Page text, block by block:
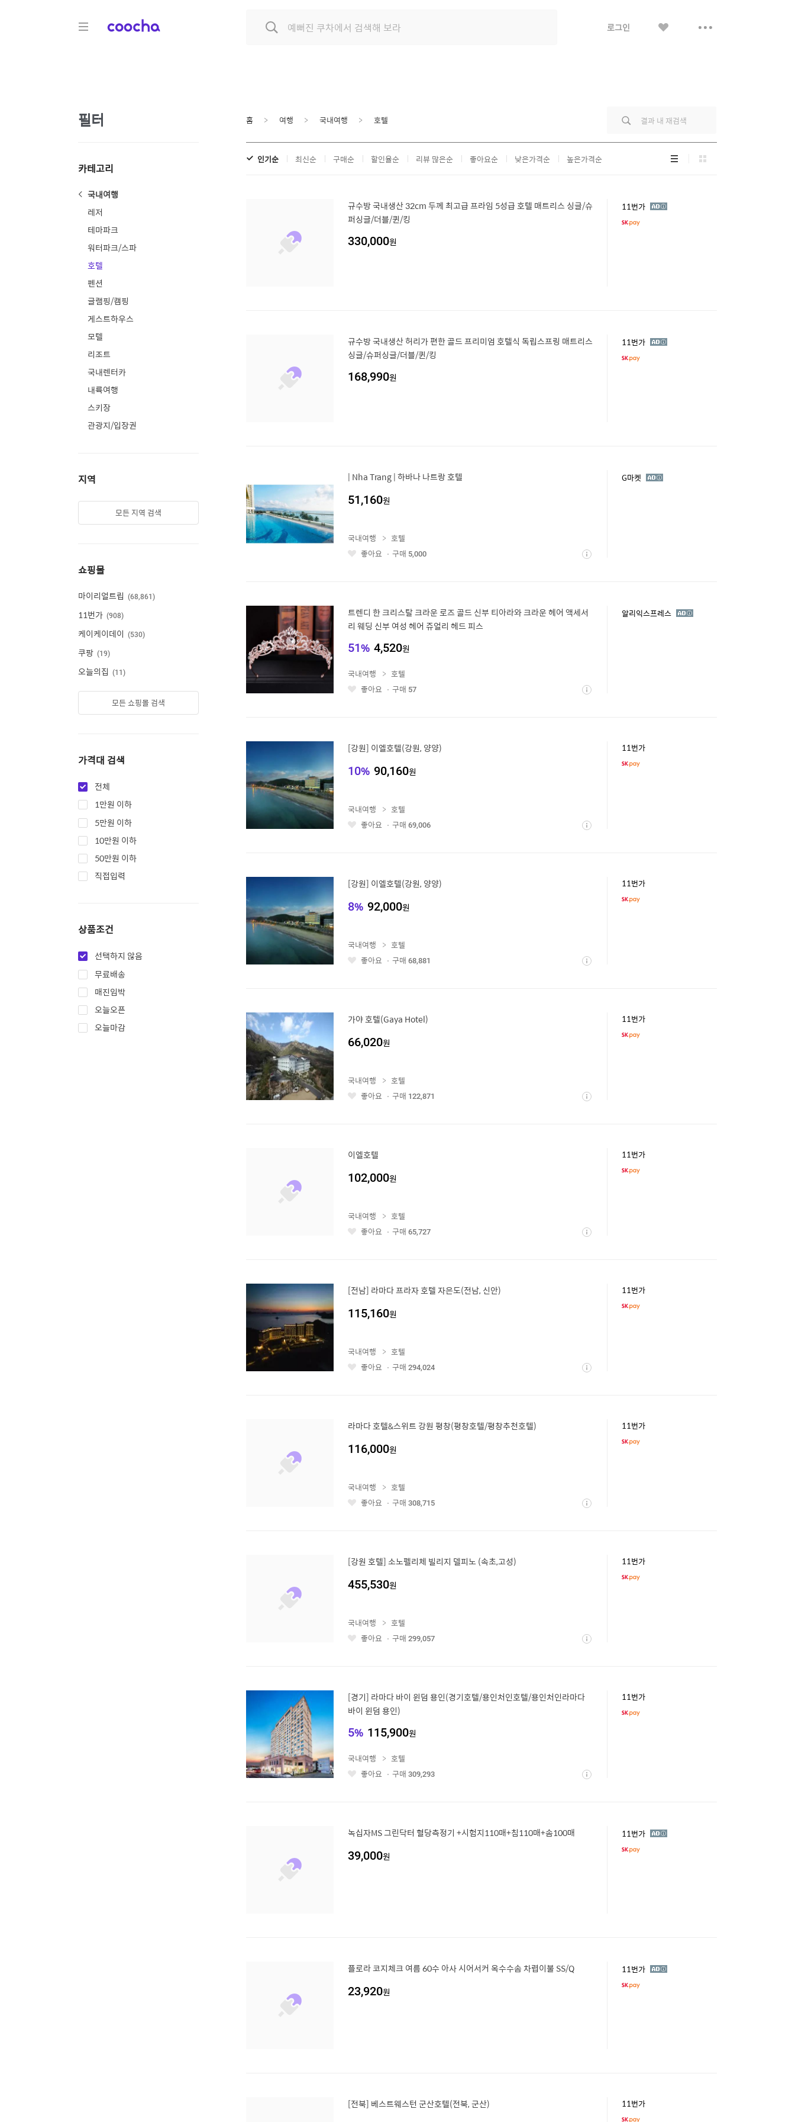
COOCHA 로그인 보
필터
카테고리
국내여행
레저
테마파크
워터파크/스파
호텔
펜션
글램핑/캠핑
게스트하우스
모텔
리조트
국내렌터카
내륙여행
스키장
관광지/입장권
지역
모든 지역 검색
쇼핑몰
마이리얼트립 68,861
11번가 908
케이케이데이 530
쿠팡 19
오늘의집 11
모든 쇼핑몰 검색
가격대 검색
전체
1만원 이하
5만원 이하
10만원 이하
50만원 이하
직접입력
상품조건
선택하지 않음
무료배송
매진임박
오늘오픈
오늘마감
홈 여행 국내여행 호텔
인기순 최신순 구매순 할인율순 리뷰 많은순 좋아요순 낮은가격순 높은가격순 리
스
그
리
규수방 국내생산 32cm 두께 최고급 프라임 5성급 호텔 매트리스 싱글/슈
퍼싱글/더블/퀸/킹
330,000원
11번가 광
규수방 국내생산 허리가 편한 골드 프리미엄 호텔식 독립스프링 매트리스
싱글/슈퍼싱글/더블/퀸/킹
168,990원
11번가 광
| Nha Trang | 하바나 나트랑 호텔
51,160원
G마켓 광
좋 상
국내여행
호텔
좋아요
구매 5,000
트렌디 한 크리스탈 크라운 로즈 골드 신부 티아라와 크라운 헤어 액세서
리 웨딩 신부 여성 헤어 쥬얼리 헤드 피스
51% 4,520원
알리익스프레스 광
좋 상
국내여행
호텔
좋아요
구매 57
[강원] 이엘호텔(강원, 양양)
10% 90,160원
11번가
좋 상
국내여행
호텔
좋아요
구매 69,006
[강원] 이엘호텔(강원, 양양)
8% 92,000원
11번가
좋 상
국내여행
호텔
좋아요
구매 68,881
가야 호텔(Gaya Hotel)
66,020원
11번가
좋 상
국내여행
호텔
좋아요
구매 122,871
이엘호텔
102,000원
11번가
좋 상
국내여행
호텔
좋아요
구매 65,727
[전남] 라마다 프라자 호텔 자은도(전남, 신안)
115,160원
11번가
좋 상
국내여행
호텔
좋아요
구매 294,024
라마다 호텔&스위트 강원 평창(평창호텔/평창추천호텔)
116,000원
11번가
좋 상
국내여행
호텔
좋아요
구매 308,715
[강원 호텔] 소노펠리체 빌리지 델피노 (속초,고성)
455,530원
11번가
좋 상
국내여행
호텔
좋아요
구매 299,057
[경기] 라마다 바이 윈덤 용인(경기호텔/용인처인호텔/용인처인라마다
바이 윈덤 용인)
5% 115,900원
11번가
좋 상
국내여행
호텔
좋아요
구매 309,293
녹십자MS 그린닥터 혈당측정기 +시험지110매+침110매+솜100매
39,000원
11번가 광
플로라 코지체크 여름 60수 아사 시어서커 옥수수솜 차렵이불 SS/Q
23,920원
11번가 광
[전북] 베스트웨스턴 군산호텔(전북, 군산) 11번가